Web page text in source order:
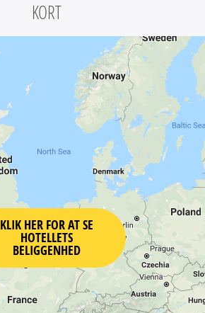
KORT
KLIK HER FOR AT SE
HOTELLETS
BELIGGENHED